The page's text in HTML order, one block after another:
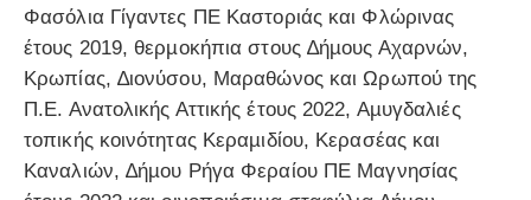
Φασόλια Γίγαντες ΠΕ Καστοριάς και Φλώρινας
έτους 2019, θερµοκήπια στους ∆ήµους Αχαρνών,
Κρωπίας, ∆ιονύσου, Μαραθώνος και Ωρωπού της
Π.Ε. Ανατολικής Αττικής έτους 2022, Αµυγδαλιές
τοπικής κοινότητας Κεραµιδίου, Κερασέας και
Καναλιών, ∆ήµου Ρήγα Φεραίου ΠΕ Μαγνησίας